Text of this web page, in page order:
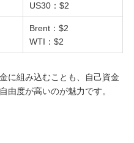
US30：$2
Brent：$2
WTI：$2
に組み込むことも、自己資金
由度が高いのが魅力です。